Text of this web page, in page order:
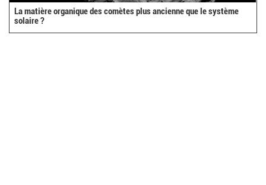
La matière organique des comètes plus ancienne que le système
solaire ?